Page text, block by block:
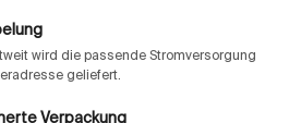
wird die passende Stromversorgung
geliefert.
Verpackung